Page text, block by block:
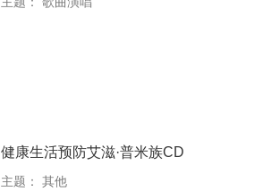
健康生活预防艾滋·普米族CD
主题： 其他